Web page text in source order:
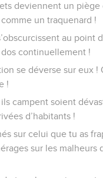
deviennent un piège
un traquenard !
au point
continuellement !
se déverse sur eux !
!
campent soient
d’habitants !
sur celui que tu as
sur les malheurs